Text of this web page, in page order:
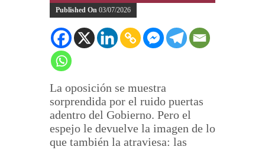
Published On 03/07/2026
La oposición se muestra
sorprendida por el ruido puertas
adentro del Gobierno. Pero el
espejo le devuelve la imagen de lo
que también la atraviesa: las